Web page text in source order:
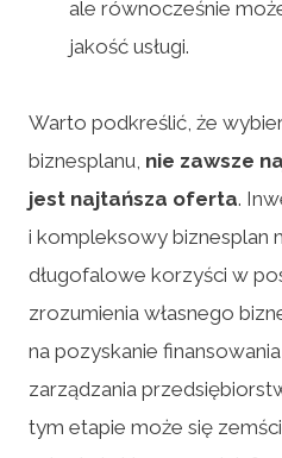
ale równocześnie
jakość usługi.
Warto podkreślić, że
biznesplanu, nie zawsze
jest najtańsza oferta.
i kompleksowy biznesplan
długofalowe korzyści w
zrozumienia własnego
na pozyskanie
zarządzania
tym etapie może się